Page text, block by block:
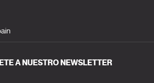
A NUESTRO NEWSLETTER